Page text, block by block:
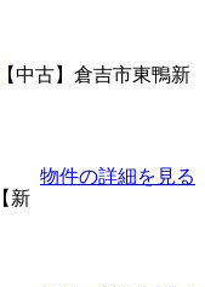
【中古】倉吉市東鴨新
物件の詳細を見る
【新